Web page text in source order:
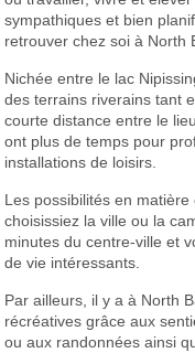
sympathiques et bien
retrouver chez soi à North
Nichée entre le lac
des terrains riverains tant
courte distance entre le
ont plus de temps pour
installations de loisirs.
Les possibilités en
choisissiez la ville ou la
minutes du centre-ville et
de vie intéressants.
Par ailleurs, il y a à North
récréatives grâce aux
ou aux randonnées ainsi